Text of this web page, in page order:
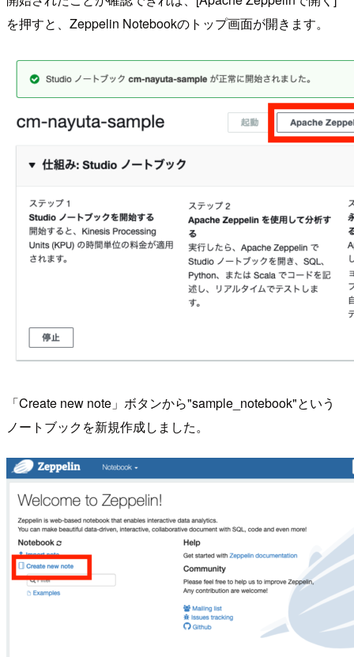
を押すと、Zeppelin Notebookのトップ画面が開きます。
「Create new note」ボタンから"sample_notebook"という
ノートブックを新規作成しました。